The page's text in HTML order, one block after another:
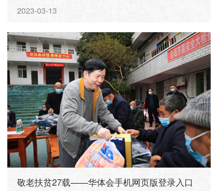
决赛最有价值球员
2023-03-13
敬老扶贫27载——华体会手机网页版登录入口